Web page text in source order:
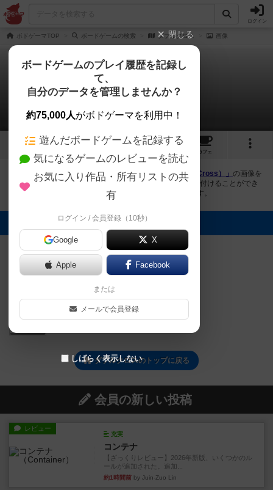
ログイン
ボドゲーマTOP ボードゲームの検索 ダブルクロス 画像
ダブルクロス
1件の画像
1
カフェ
ボドゲーマにログインすると、 「ダブルクロス（Double Cross）」 の画像を
アップロード出来たり、他のユーザーの投稿画像に評価を付けることができ
ます。また、トップ6の画像は様々なページで表示されます。
トップに表示される画像
ダブルクロスのトップに戻る
会員の新しい投稿
レビュー
充実
コンテナ
【ざっくりレビュー】2026年新版、いくつかのル
ールが追加された。追加...
約1時間前 by Juin-Zuo Lin
閉じる
ボードゲームのプレイ履歴を記録し
て、
自分のデータを管理しませんか？
約75,000人がボドゲーマを利用中！
遊んだボードゲームを記録する
気になるゲームのレビューを読む
お気に入り作品・所有リストの共
有
ログイン / 会員登録（10秒）
Google X
Apple Facebook
または
メールで会員登録
しばらく表示しない